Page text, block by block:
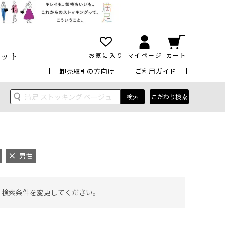
ト お気に入り マイページ カート
卸売取引の方向け ご利用ガイド
検索 こだわり検索
男性
索条件を変更してください。